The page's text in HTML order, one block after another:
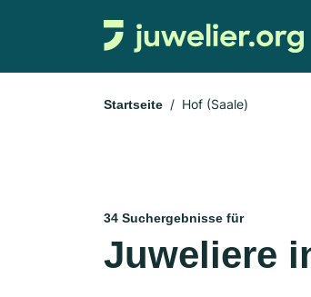
Startseite Hof (Saale)
34 Suchergebnisse für
Juweliere